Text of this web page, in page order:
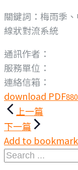
關鍵詞：梅雨季
線狀對流系統
通訊作者：
服務單位：
連絡信箱：
download PDF
文
章
導
覽
上一篇
下一篇
Add to bookmark
Search